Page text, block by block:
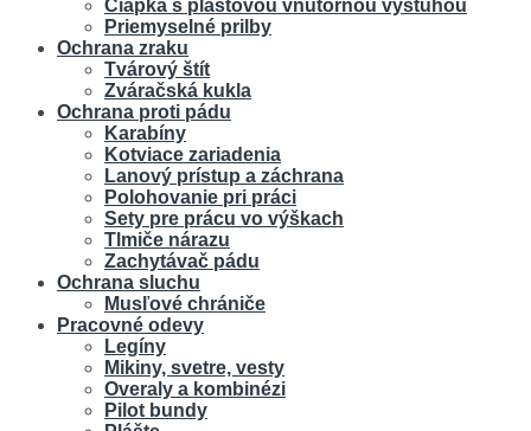
Čiapka s plastovou vnútornou výstuhou
Priemyselné prilby
Ochrana zraku
Tvárový štít
Zváračská kukla
Ochrana proti pádu
Karabíny
Kotviace zariadenia
Lanový prístup a záchrana
Polohovanie pri práci
Sety pre prácu vo výškach
Tlmiče nárazu
Zachytávač pádu
Ochrana sluchu
Musľové chrániče
Pracovné odevy
Legíny
Mikiny, svetre, vesty
Overaly a kombinézi
Pilot bundy